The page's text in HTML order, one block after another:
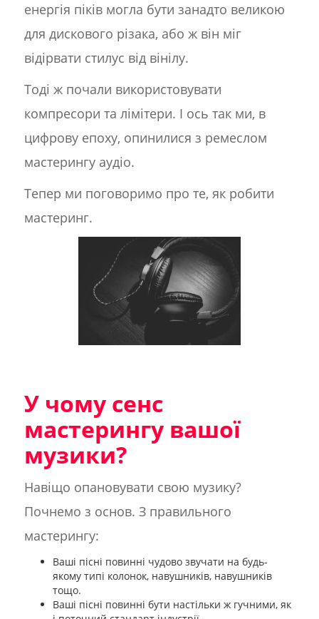
енергія піків могла бути занадто великою
для дискового різака, або ж він міг
відірвати стилус від вінілу.
Тоді ж почали використовувати
компресори та лімітери. І ось так ми, в
цифрову епоху, опинилися з ремеслом
мастерингу аудіо.
Тепер ми поговоримо про те, як робити
мастеринг.
У чому сенс
мастерингу вашої
музики?
Навіщо опановувати свою музику?
Почнемо з основ. З правильного
мастерингу:
Ваші пісні повинні чудово звучати на будь-
якому типі колонок, навушників, навушників
тощо.
Ваші пісні повинні бути настільки ж гучними, як